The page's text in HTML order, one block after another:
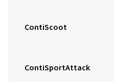
ContiScoot
ContiSportAttack